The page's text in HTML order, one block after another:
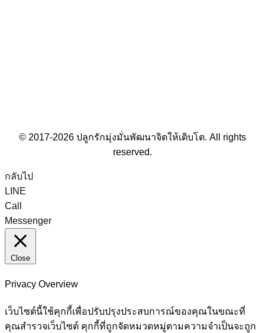
© 2017-2026 ปลูกรักมุ่งมั่นพัฒนาจิตให้เติบโต. All rights
reserved.
กลับไป
LINE
Call
Messenger
Close
Privacy Overview
เว็บไซต์นี้ใช้คุกกี้เพื่อปรับปรุงประสบการณ์ของคุณในขณะที่
คุณสำรวจเว็บไซต์ คุกกี้ที่ถูกจัดหมวดหมู่ตามความจำเป็นจะถูก